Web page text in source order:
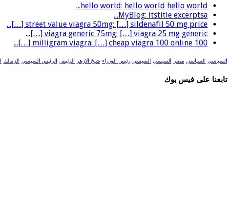
hello world: hello world hello world...
MyBlog: itstitle excerptsa...
street value viagra 50mg: […] sildenafil 50 mg price […]...
viagra generic 75mg: […] viagra 25 mg generic […]...
100 milligram viagra: […] cheap viagra 100 online […]...
السياسي السياسى مصر السيسي السيسى رئيس الوزراء شيخ الازهر الرئيس الرئيس السيسي الزمالك
تابعنا على فيس بوك